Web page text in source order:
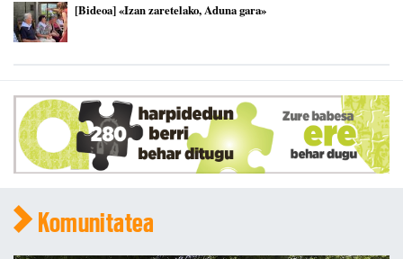
[Bideoa] «Izan zaretelako, Aduna gara»
Komunitatea